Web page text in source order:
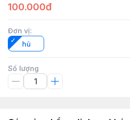
100.000đ
Đơn vị:
hủ
Số lượng